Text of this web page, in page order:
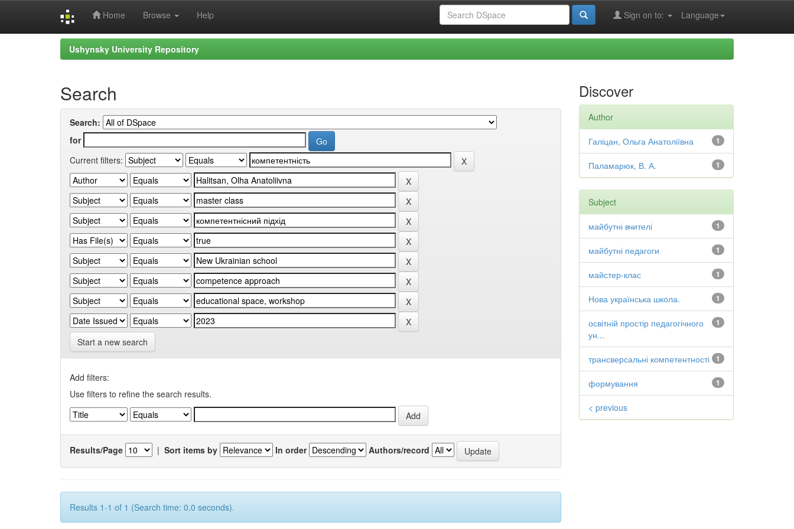
Home Browse Help Language
Sign on to:
Ushynsky University Repository
Search
Search:
for
Current filters:
Start a new search
Add filters:
Use filters to refine the search results.
Results/Page | Sort items by In order Authors/record
Results 1-1 of 1 (Search time: 0.0 seconds).
Discover
Author
1
Галіцан, Ольга Анатоліївна
1
Паламарюк, В. А.
Subject
1
майбутні вчителі
1
майбутні педагоги
1
майстер-клас
1
Нова українська школа.
1
освітній простір педагогічного
ун...
1
трансверсальні компетентності
1
формування
< previous